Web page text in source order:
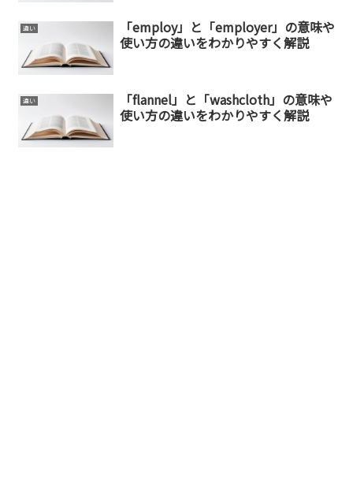
違い
「employ」と「employer」の意味や
使い方の違いをわかりやすく解説
違い
「flannel」と「washcloth」の意味や
使い方の違いをわかりやすく解説